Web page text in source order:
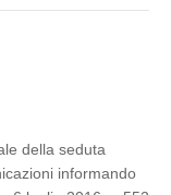
della seduta
informando